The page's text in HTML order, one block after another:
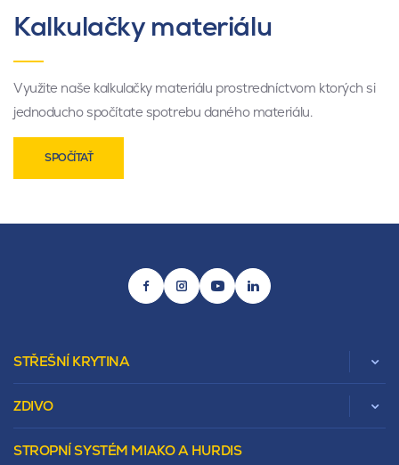
Kalkulačky materiálu
Využite naše kalkulačky materiálu prostredníctvom ktorých si
jednoducho spočítate spotrebu daného materiálu.
SPOČÍTAŤ
STŘEŠNÍ KRYTINA
Beta
ZDIVO
STROPNÍ SYSTÉM MIAKO A HURDIS